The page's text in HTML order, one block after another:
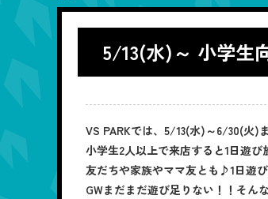
5/13(水)～ 小学生
VS PARKでは、5/13(水)～6/30(火)
小学生2人以上で来店すると1日遊
友だちや家族やママ友とも♪1日遊
GWまだまだ遊び足りない！！そん